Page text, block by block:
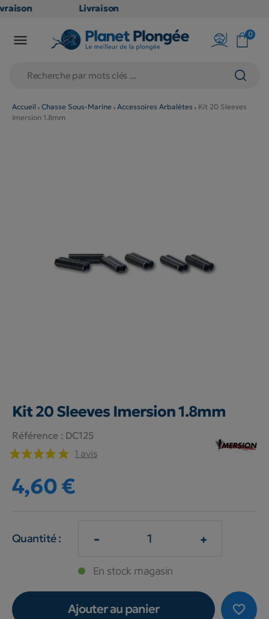
Livraison
en point
79€
(hors
 0
Accueil Chasse Sous-Marine Accessoires Arbalètes
Kit 20 Sleeves
Imersion 1.8mm
Kit 20 Sleeves Imersion 1.8mm
Référence : DC125
1 avis
4,60 €
Quantité : - +
En stock magasin
favorite_border
Ajouter au panier